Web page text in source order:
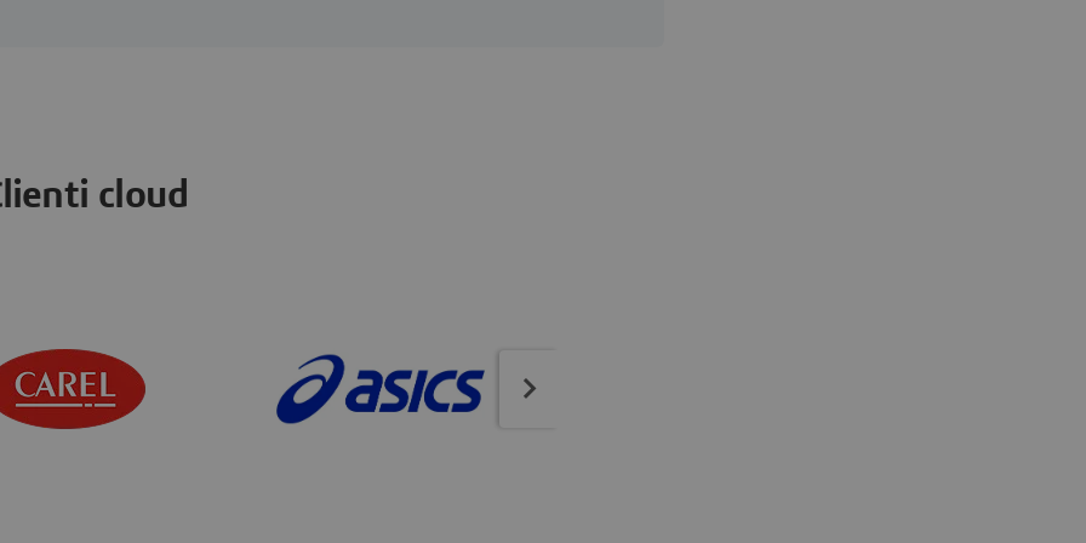
cloud